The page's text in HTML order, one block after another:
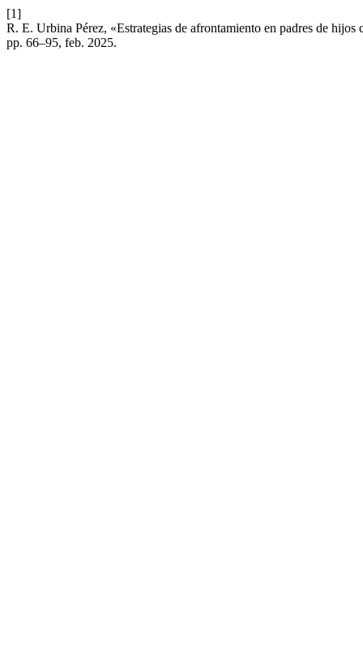
[1]
R. E. Urbina Pérez, «Estrategias de afrontamiento en padres de
pp. 66–95, feb. 2025.